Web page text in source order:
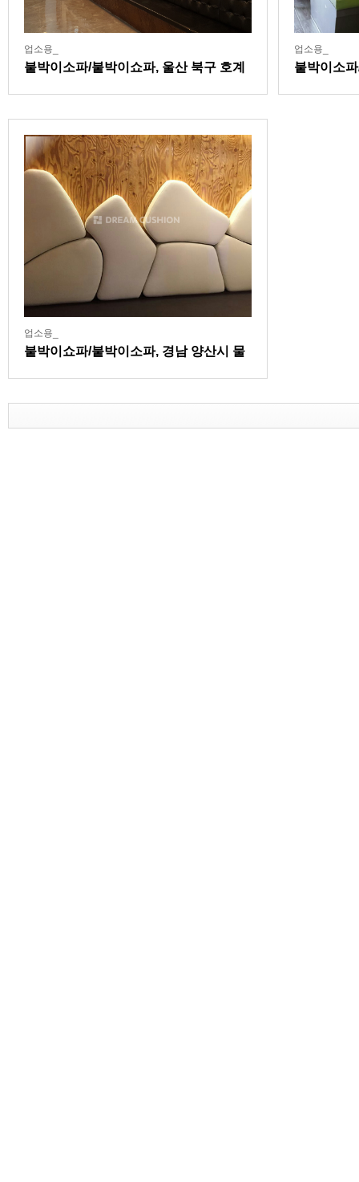
업소용_
붙박이소파/붙박이쇼파, 울산 북구 호계
업소용_
붙박이소
업소용_
붙박이쇼파/붙박이소파, 경남 양산시 물